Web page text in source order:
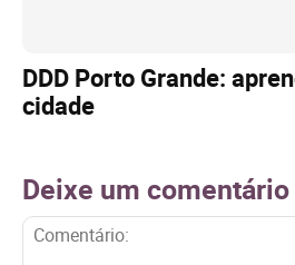
DDD Porto Grande:
cidade
Deixe um comentário